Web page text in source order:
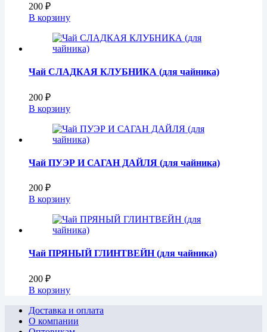
200 ₽
В корзину
Чай СЛАДКАЯ КЛУБНИКА (для чайника)
200 ₽
В корзину
Чай ПУЭР И САГАН ДАЙЛЯ (для чайника)
200 ₽
В корзину
Чай ПРЯНЫЙ ГЛИНТВЕЙН (для чайника)
200 ₽
В корзину
Доставка и оплата
О компании